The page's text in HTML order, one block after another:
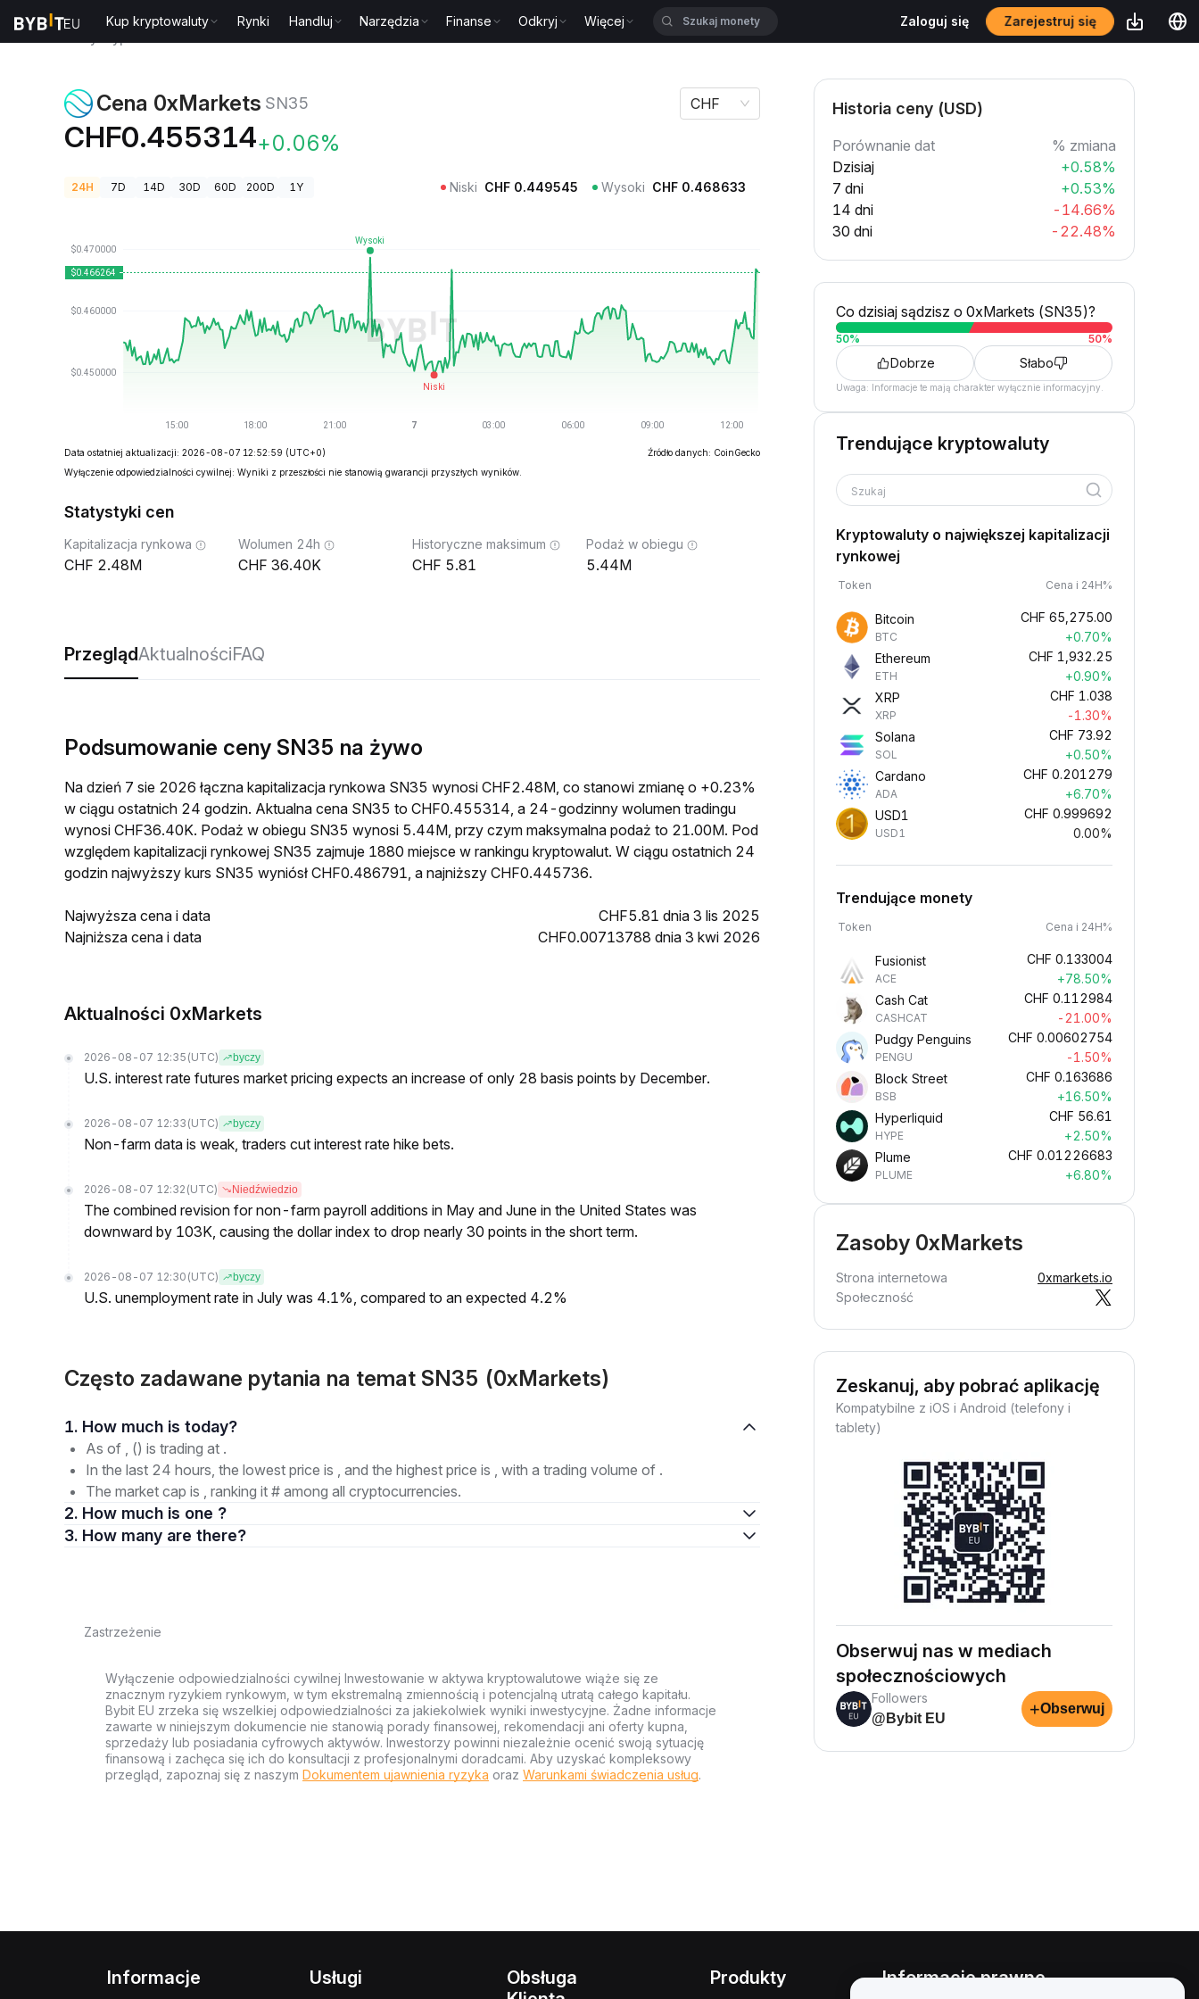
Kup kryptowaluty Rynki Handluj Narzędzia Finanse Odkryj Więcej Zaloguj się Zarejestruj się
Cena 0xMarkets SN35
CHF0.455314+0.06%
CHF
24H 7D 14D 30D 60D 200D 1Y Niski CHF 0.449545 Wysoki CHF 0.468633
Data ostatniej aktualizacji: 2026-08-07 12:52:59 (UTC+0)
Źródło danych: CoinGecko
Wyłączenie odpowiedzialności cywilnej: Wyniki z przeszłości nie stanowią gwarancji przyszłych wyników.
Statystyki cen
Kapitalizacja rynkowa
2.48M
Wolumen 24h
36.40K
Historyczne maksimum
5.81
Podaż w obiegu
5.44M
PrzeglądAktualnościFAQ
Podsumowanie ceny SN35 na żywo
Na dzień 7 sie 2026 łączna kapitalizacja rynkowa SN35 wynosi CHF2.48M, co stanowi zmianę o +0.23%
w ciągu ostatnich 24 godzin. Aktualna cena SN35 to CHF0.455314, a 24-godzinny wolumen tradingu
wynosi CHF36.40K. Podaż w obiegu SN35 wynosi 5.44M, przy czym maksymalna podaż to 21.00M. Pod
względem kapitalizacji rynkowej SN35 zajmuje 1880 miejsce w rankingu kryptowalut. W ciągu ostatnich 24
godzin najwyższy kurs SN35 wyniósł CHF0.486791, a najniższy CHF0.445736.
Najwyższa cena i data
CHF5.81 dnia 3 lis 2025
Najniższa cena i data
CHF0.00713788 dnia 3 kwi 2026
Aktualności 0xMarkets
2026-08-07 12:35 (UTC) byczy
U.S. interest rate futures market pricing expects an increase of only 28 basis points by December.
2026-08-07 12:33 (UTC) byczy
Non-farm data is weak, traders cut interest rate hike bets.
2026-08-07 12:32 (UTC) Niedźwiedzio
The combined revision for non-farm payroll additions in May and June in the United States was
downward by 103K, causing the dollar index to drop nearly 30 points in the short term.
2026-08-07 12:30 (UTC) byczy
U.S. unemployment rate in July was 4.1%, compared to an expected 4.2%
Często zadawane pytania na temat SN35 (0xMarkets)
1. How much is today?
As of , () is trading at .
In the last 24 hours, the lowest price is , and the highest price is , with a trading volume of .
The market cap is , ranking it # among all cryptocurrencies.
2. How much is one ?
3. How many are there?
Zastrzeżenie
Wyłączenie odpowiedzialności cywilnej Inwestowanie w aktywa kryptowalutowe wiąże się ze
znacznym ryzykiem rynkowym, w tym ekstremalną zmiennością i potencjalną utratą całego kapitału.
Bybit EU zrzeka się wszelkiej odpowiedzialności za jakiekolwiek wyniki inwestycyjne. Żadne informacje
zawarte w niniejszym dokumencie nie stanowią porady finansowej, rekomendacji ani oferty kupna,
sprzedaży lub posiadania cyfrowych aktywów. Inwestorzy powinni niezależnie ocenić swoją sytuację
finansową i zachęca się ich do konsultacji z profesjonalnymi doradcami. Aby uzyskać kompleksowy
przegląd, zapoznaj się z naszym Dokumentem ujawnienia ryzyka oraz Warunkami świadczenia usług.
Historia ceny (USD)
Porównanie dat
% zmiana
Dzisiaj
+0.58%
7 dni
+0.53%
14 dni
-14.66%
30 dni
-22.48%
Co dzisiaj sądzisz o 0xMarkets (SN35)?
50% 50%
Dobrze Słabo
Uwaga: Informacje te mają charakter wyłącznie informacyjny.
Trendujące kryptowaluty
Szukaj
Kryptowaluty o największej kapitalizacji
rynkowej
Token Cena i 24H%
Bitcoin
BTC
CHF 65,275.00
+0.70%
Ethereum
ETH
CHF 1,932.25
+0.90%
XRP
XRP
CHF 1.038
-1.30%
Solana
SOL
CHF 73.92
+0.50%
Cardano
ADA
CHF 0.201279
+6.70%
USD1
USD1
CHF 0.999692
0.00%
Trendujące monety
Token Cena i 24H%
Fusionist
ACE
CHF 0.133004
+78.50%
Cash Cat
CASHCAT
CHF 0.112984
-21.00%
Pudgy Penguins
PENGU
CHF 0.00602754
-1.50%
Block Street
BSB
CHF 0.163686
+16.50%
Hyperliquid
HYPE
CHF 56.61
+2.50%
Plume
PLUME
CHF 0.01226683
+6.80%
Zasoby 0xMarkets
Strona internetowa
0xmarkets.io
Społeczność
Zeskanuj, aby pobrać aplikację
Kompatybilne z iOS i Android (telefony i
tablety)
Obserwuj nas w mediach
społecznościowych
Followers
@Bybit EU
+Obserwuj
Informacje Usługi
Obsługa
Produkty Informacje prawne